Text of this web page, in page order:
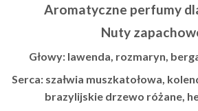
Aromatyczne perfumy
Nuty
Głowy: lawenda, rozmaryn,
Serca: szałwia muszkatołowa,
brazylijskie drzewo różane,